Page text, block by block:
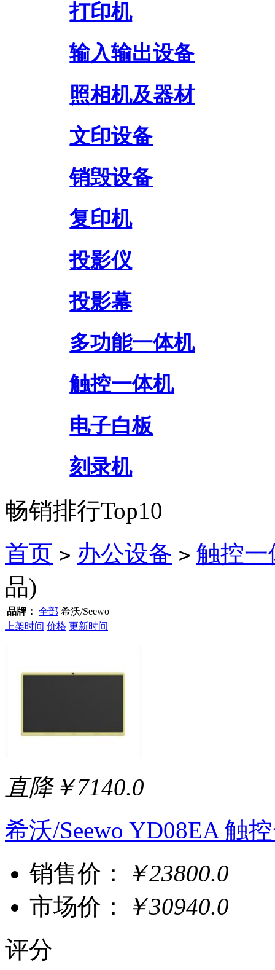
打印机
输入输出设备
照相机及器材
文印设备
销毁设备
复印机
投影仪
投影幕
多功能一体机
触控一体机
电子白板
刻录机
畅销排行Top10
首页 > 办公设备 > 触控一
品)
品牌： 全部 希沃/Seewo
上架时间 价格 更新时间
直降￥7140.0
希沃/Seewo YD08EA 触
销售价：
￥23800.0
市场价：
￥30940.0
评分